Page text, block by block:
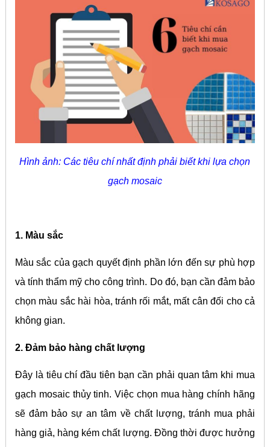
Hình ảnh: Các tiêu chí nhất định phải biết khi lựa chọn
gạch mosaic
1. Màu sắc
Màu sắc của gạch quyết định phần lớn đến sự phù hợp
và tính thẩm mỹ cho công trình. Do đó, bạn cần đảm bảo
chọn màu sắc hài hòa, tránh rối mắt, mất cân đối cho cả
không gian.
2. Đảm bảo hàng chất lượng
Đây là tiêu chí đầu tiên bạn cần phải quan tâm khi mua
gạch mosaic thủy tinh. Việc chọn mua hàng chính hãng
sẽ đảm bảo sự an tâm về chất lượng, tránh mua phải
hàng giả, hàng kém chất lượng. Đồng thời được hưởng